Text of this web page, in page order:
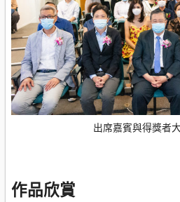
出席嘉賓與得獎者
作品欣賞